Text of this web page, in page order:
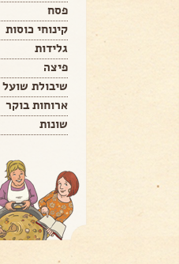
פסח
קינוחי כוסות
גלידות
פיצה
שיבולת שועל
ארוחות בוקר
שונות